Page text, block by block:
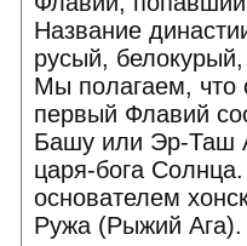
Название
русый,
Мы полагаем, что
первый Флавий
Башу или Эр-Таш
царя-бога
основателем
Ружа (Рыжий Ага).